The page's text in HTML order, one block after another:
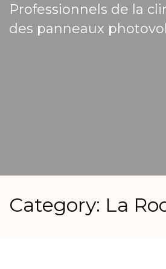
Professionnels de la
des panneaux
Category: La